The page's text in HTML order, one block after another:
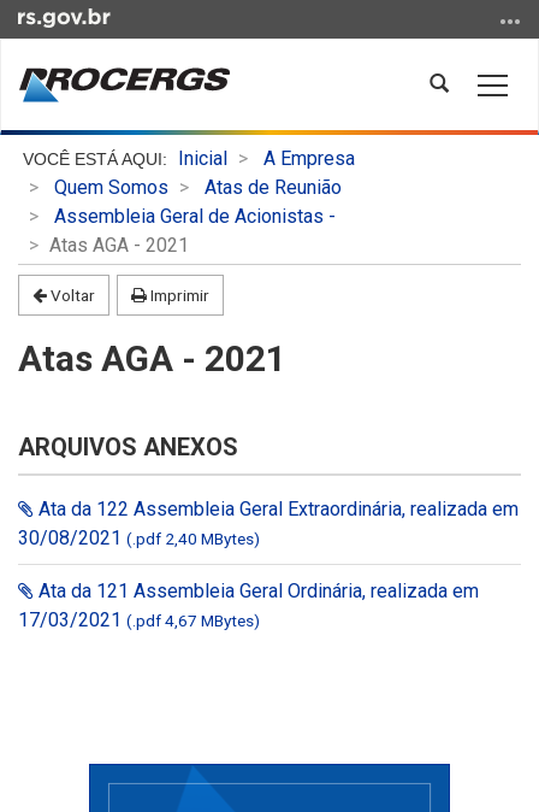
para
conteúdo
Ir
para
menu
para
Abrir
busca
Início
conteúdo
Inicial
A Empresa
Quem Somos
Atas de Reunião
Assembleia Geral de Acionistas -
Atas AGA - 2021
Voltar Imprimir
Atas AGA - 2021
ARQUIVOS ANEXOS
Ata da 122 Assembleia Geral Extraordinária, realizada em
30/08/2021 (.pdf 2,40 MBytes)
Ata da 121 Assembleia Geral Ordinária, realizada em
17/03/2021 (.pdf 4,67 MBytes)